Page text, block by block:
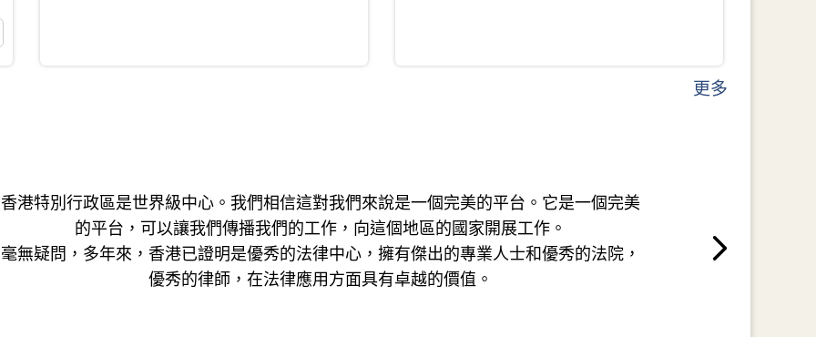
更多
香港特別行政區是世界級中心。我們相信這對我們來說是一個完美的平台。它是一個完美
的平台，可以讓我們傳播我們的工作，向這個地區的國家開展工作。
毫無疑問，多年來，香港已證明是優秀的法律中心，擁有傑出的專業人士和優秀的法院，
優秀的律師，在法律應用方面具有卓越的價值。